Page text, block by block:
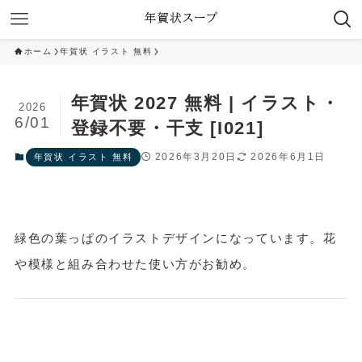
ホーム 年賀状 イラスト 無料
年賀状 2027 無料 | イラスト・
登録不要・干支 [I021]
2026
6/01
年賀状 イラスト 無料 2026年3月20日 2026年6月1日
緑色の葉っぱのイラストデザインになっています。花
や模様と組み合わせた使い方がお勧め。